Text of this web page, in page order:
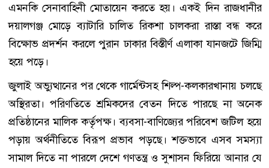
এমনকি সেনাবাহিনী মোতায়েন করতে হয়। একই দিন রাজধানীর
দয়ালগঞ্জ মোড়ে ব্যাটারি চালিত রিকশা চালকরা রাস্তা বন্ধ করে
বিক্ষোভ প্রদর্শন করলে পুরান ঢাকার বিস্তীর্ণ এলাকা যানজটে জিম্মি
হয়ে পড়ে।
জুলাই অভ্যুত্থানের পর থেকে গার্মেন্টসহ শিল্প-কলকারখানায় চলছে
অস্থিরতা। পরিণতিতে শ্রমিকদের বেতন দিতে পারছে না অনেক
প্রতিষ্ঠানের মালিক কর্তৃপক্ষ। ব্যবসা-বাণিজ্যের পরিবেশ জটিল হয়ে
পড়ায় অর্থনীতিতে বিরূপ প্রভাব পড়ছে। শক্তভাবে এসব সমস্যা
সামাল দিতে না পারলে দেশে গণতন্ত্র ও সুশাসন ফিরিয়ে আনার যে